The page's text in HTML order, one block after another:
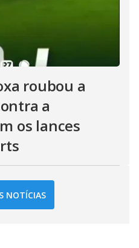
roubou a
a
os lances
NOTÍCIAS